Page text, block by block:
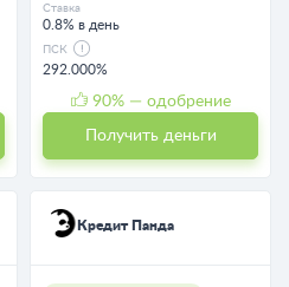
Ставка
0.8% в день
ПСК
292.000%
90% — одобрение
Получить деньги
Кредит Панда